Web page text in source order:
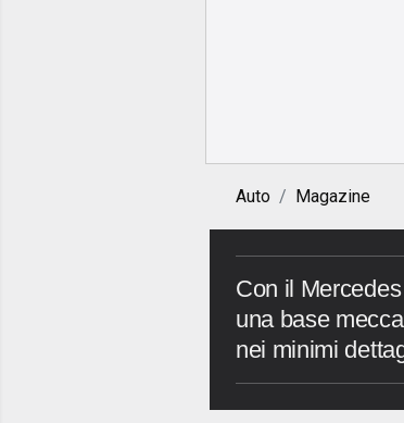
Auto Magazine
Con il
una base
nei minimi